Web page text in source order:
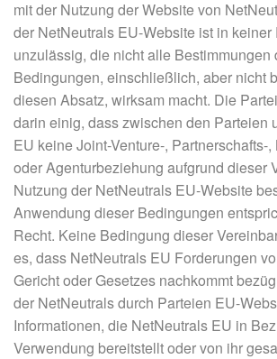
mit der Nutzung der Website von
der NetNeutrals EU-Website ist in keiner
unzulässig, die nicht alle Bestimmungen
Bedingungen, einschließlich, aber nicht
diesen Absatz, wirksam macht. Die
darin einig, dass zwischen den Parteien
EU keine Joint-Venture-, Partnerschafts-
oder Agenturbeziehung aufgrund dieser
Nutzung der NetNeutrals EU-Website
Anwendung dieser Bedingungen
Recht. Keine Bedingung dieser
es, dass NetNeutrals EU Forderungen
Gericht oder Gesetzes nachkommt
der NetNeutrals durch Parteien EU-
Informationen, die NetNeutrals EU in
Verwendung bereitstellt oder von ihr